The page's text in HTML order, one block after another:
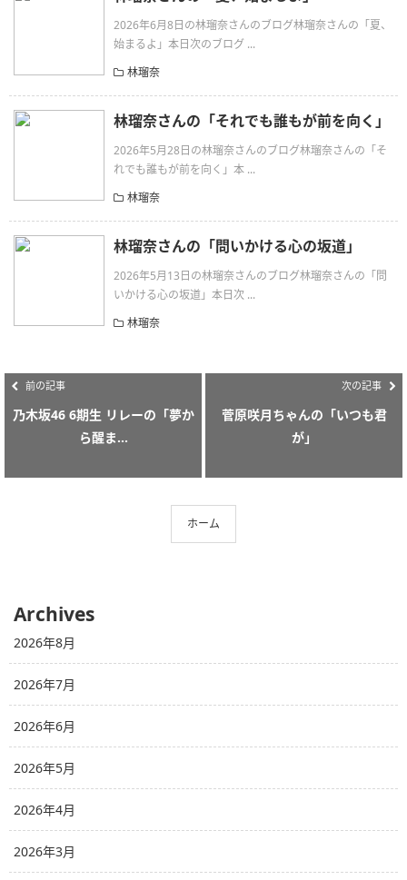
2026年6月8日の林瑠奈さんのブログ林瑠奈さんの「夏、
始まるよ」本日次のブログ ...
林瑠奈
林瑠奈さんの「それでも誰もが前を向く」
2026年5月28日の林瑠奈さんのブログ林瑠奈さんの「そ
れでも誰もが前を向く」本 ...
林瑠奈
林瑠奈さんの「問いかける心の坂道」
2026年5月13日の林瑠奈さんのブログ林瑠奈さんの「問
いかける心の坂道」本日次 ...
林瑠奈
前の記事
乃木坂46 6期生 リレーの「夢か
ら醒ま...
次の記事
菅原咲月ちゃんの「いつも君
が」
ホーム
Archives
2026年8月
2026年7月
2026年6月
2026年5月
2026年4月
2026年3月